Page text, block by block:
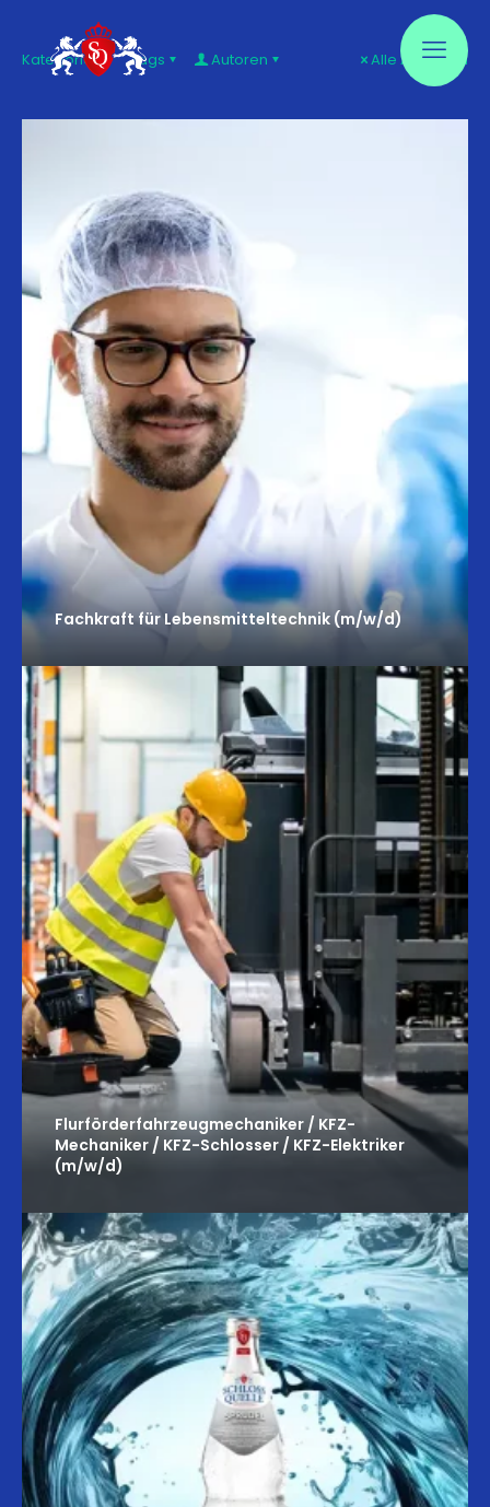
Kategorien Tags Autoren Alle Anzeigen
Fachkraft für Lebensmitteltechnik (m/w/d)
Flurförder­­­fahrzeugmech­­­­aniker / KFZ-
Mechaniker / KFZ-Schlosser / KFZ-Elektriker
(m/w/d)